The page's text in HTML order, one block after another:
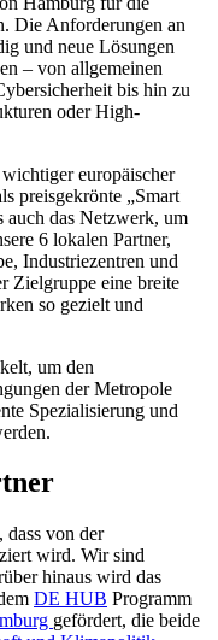
Die Anforderungen an
und neue Lösungen
– von allgemeinen
bis hin zu
oder High-
europäischer
preisgekrönte „Smart
auch das Netzwerk, um
6 lokalen Partner,
Industriezentren und
Zielgruppe eine breite
so gezielt und
um den
der Metropole
Spezialisierung und
dass von der
wird. Wir sind
hinaus wird das
DE HUB Programm
gefördert, die beide